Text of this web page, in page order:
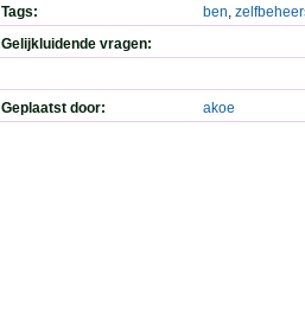
Tags:
ben,
Gelijkluidende vragen:
Geplaatst door: akoe